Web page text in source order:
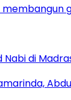
Nabi di